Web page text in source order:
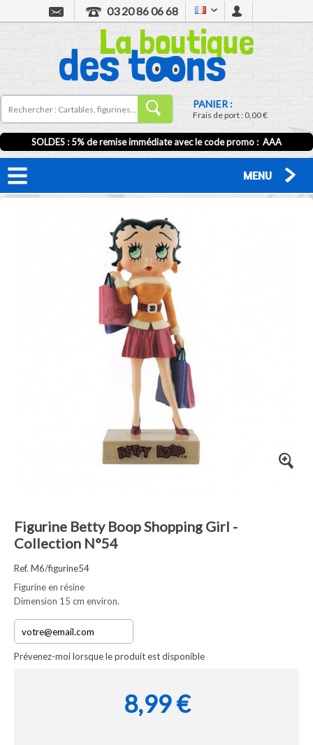
03 20 86 06 68
PANIER :
Frais de port :0,00 €
SOLDES : 5% de remise immédiate avec le code promo : AAA
MENU
Figurine Betty Boop Shopping Girl -
Collection N°54
Ref. M6/figurine54
Figurine en résine
Dimension 15 cm environ.
Prévenez-moi lorsque le produit est disponible
8,99 €